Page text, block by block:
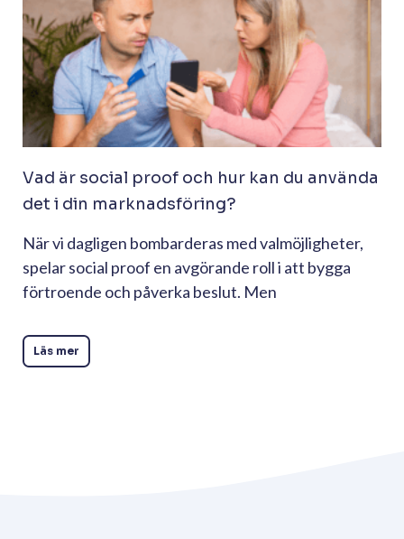
Vad är social proof och hur kan du använda
det i din marknadsföring?
När vi dagligen bombarderas med valmöjligheter,
spelar social proof en avgörande roll i att bygga
förtroende och påverka beslut. Men
Läs mer